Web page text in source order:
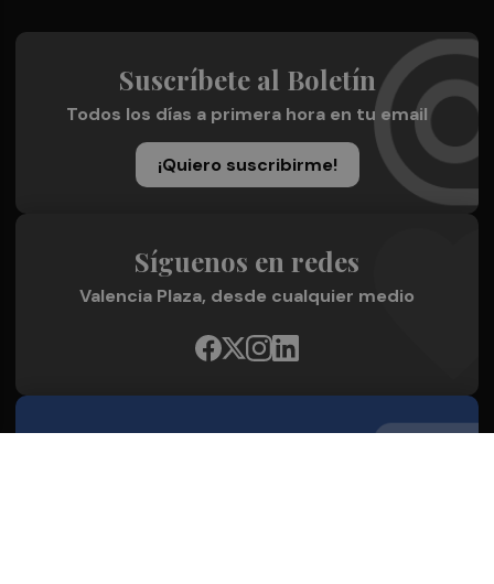
Suscríbete al Boletín
Todos los días a primera hora en tu email
¡Quiero suscribirme!
Síguenos en redes
Valencia Plaza, desde cualquier medio
Quienes Somos